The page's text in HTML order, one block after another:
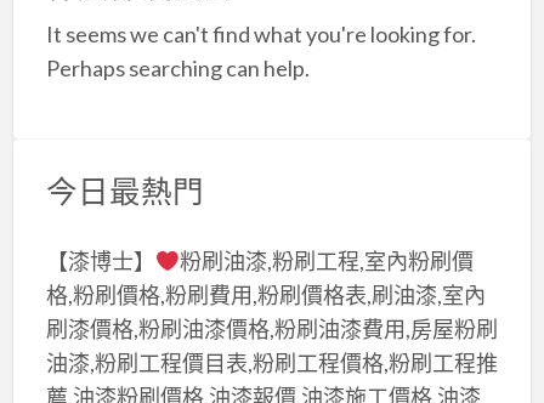
It seems we can't find what you're looking for.
Perhaps searching can help.
今日最熱門
【漆博士】
粉刷油漆,粉刷工程,室內粉刷價
格,粉刷價格,粉刷費用,粉刷價格表,刷油漆,室內
刷漆價格,粉刷油漆價格,粉刷油漆費用,房屋粉刷
油漆,粉刷工程價目表,粉刷工程價格,粉刷工程推
薦,油漆粉刷價格,油漆報價,油漆施工價格,油漆